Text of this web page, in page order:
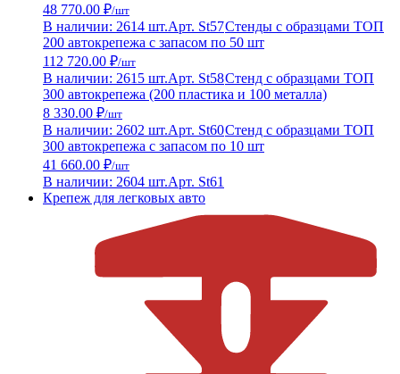
48 770.00 ₽/шт
В наличии: 2614 шт.Арт. St57Стенды с образцами ТОП
200 автокрепежа с запасом по 50 шт
112 720.00 ₽/шт
В наличии: 2615 шт.Арт. St58Стенд с образцами ТОП
300 автокрепежа (200 пластика и 100 металла)
8 330.00 ₽/шт
В наличии: 2602 шт.Арт. St60Стенд с образцами ТОП
300 автокрепежа с запасом по 10 шт
41 660.00 ₽/шт
В наличии: 2604 шт.Арт. St61
Крепеж для легковых авто